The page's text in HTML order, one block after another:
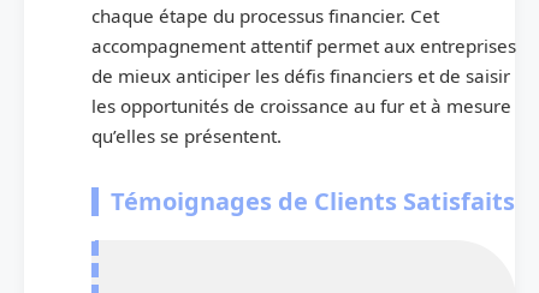
chaque étape du processus financier. Cet
accompagnement attentif permet aux entreprises
de mieux anticiper les défis financiers et de saisir
les opportunités de croissance au fur et à mesure
qu’elles se présentent.
Témoignages de Clients Satisfaits